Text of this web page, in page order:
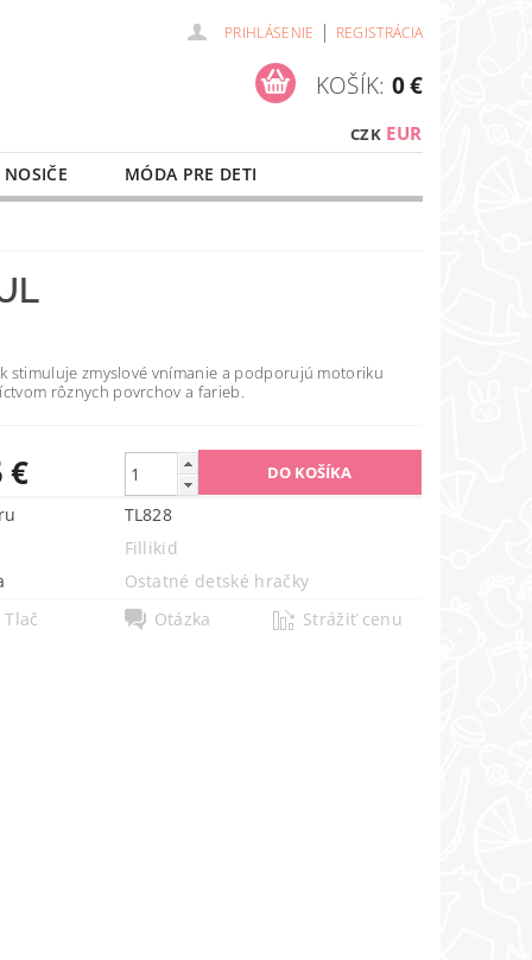
PRIHLÁSENIE | REGISTRÁCIA
CZK EUR
KOŠÍK: 0 €
MÓDA PRE DETI
stimuluje zmyslové vnímanie a podporujú motoriku
rôznych povrchov a farieb.
€
TL828
Fillikid
Ostatné detské hračky
Tlač
Otázka Strážiť cenu